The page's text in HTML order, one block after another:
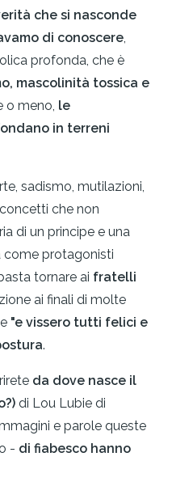
che si nasconde
di conoscere,
profonda, che è
mascolinità tossica e
o meno, le
in terreni
sadismo, mutilazioni,
che non
di un principe e una
come protagonisti
tornare ai fratelli
ai finali di molte
"e vissero tutti felici e
.
da dove nasce il
di Lou Lubie di
e parole queste
- di fiabesco hanno